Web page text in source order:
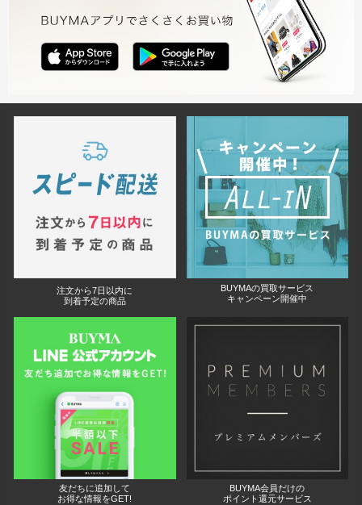
注文から7日以内に
到着予定の商品
BUYMAの買取サービス
キャンペーン開催中
友だちに追加して
お得な情報をGET!
BUYMA会員だけの
ポイント還元サービス